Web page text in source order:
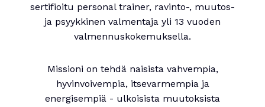
sertifioitu personal trainer, ravinto-, muutos-
ja psyykkinen valmentaja yli 13 vuoden
valmennuskokemuksella.
Missioni on tehdä naisista vahvempia,
hyvinvoivempia, itsevarmempia ja
energisempiä - ulkoisista muutoksista